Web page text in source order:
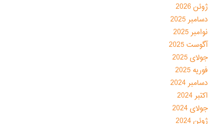
ژوئن 2026
دسامبر 2025
نوامبر 2025
آگوست 2025
جولای 2025
فوریه 2025
دسامبر 2024
اکتبر 2024
جولای 2024
ژوئن 2024